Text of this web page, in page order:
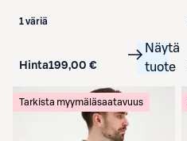
1 väriä
Hinta199,00 €
Näytä
tuote
Tarkista myymäläsaatavuus